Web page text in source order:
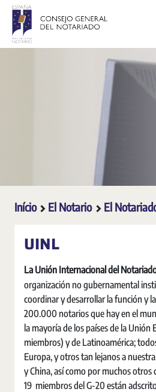
Pular para o Conteúdo principal
Início El Notario El
UINL
La Unión Internacional del
organización no gubernamental
coordinar y desarrollar la función y
200.000 notarios que hay en el
la mayoría de los países de la Unión
miembros) y de Latinoamérica;
Europa, y otros tan lejanos a
y China, así como por muchos otros
19 miembros del G-20 están